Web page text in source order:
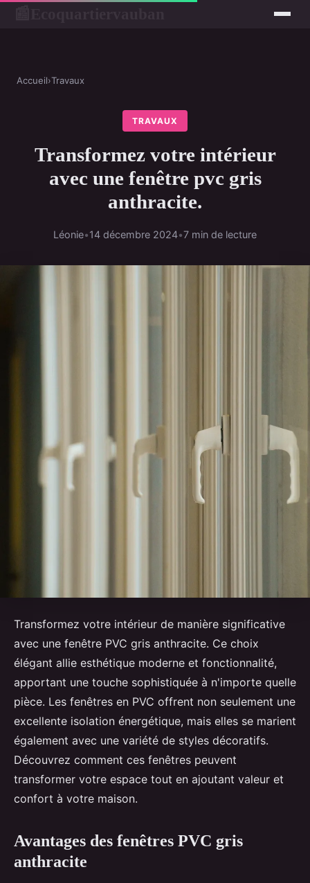
Accueil›Travaux
TRAVAUX
Transformez votre intérieur
avec une fenêtre pvc gris
anthracite.
Léonie•14 décembre 2024•7 min de lecture
Transformez votre intérieur de manière significative
avec une fenêtre PVC gris anthracite. Ce choix
élégant allie esthétique moderne et fonctionnalité,
apportant une touche sophistiquée à n'importe quelle
pièce. Les fenêtres en PVC offrent non seulement une
excellente isolation énergétique, mais elles se marient
également avec une variété de styles décoratifs.
Découvrez comment ces fenêtres peuvent
transformer votre espace tout en ajoutant valeur et
confort à votre maison.
Avantages des fenêtres PVC gris
anthracite